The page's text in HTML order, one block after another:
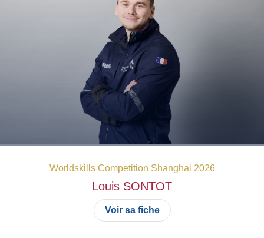
Shanghai 2026
Questions fréquentes
Espace presse
Inscription à la newsletter
Espace membres
Worldskills Competition Shanghai 2026
Louis SONTOT
Voir sa fiche